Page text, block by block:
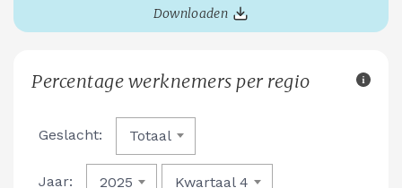
Downloaden
Percentage werknemers per regio